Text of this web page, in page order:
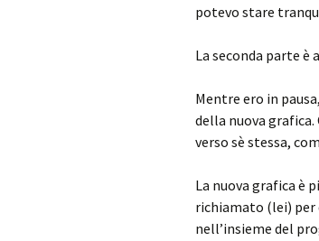
potevo stare
La seconda parte è
Mentre ero in
della nuova
verso sè stessa,
La nuova grafica è
richiamato (lei) per
nell’insieme del